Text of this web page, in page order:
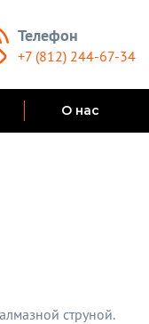
Телефон
+7 (812) 244-67-34
О нас
струной.